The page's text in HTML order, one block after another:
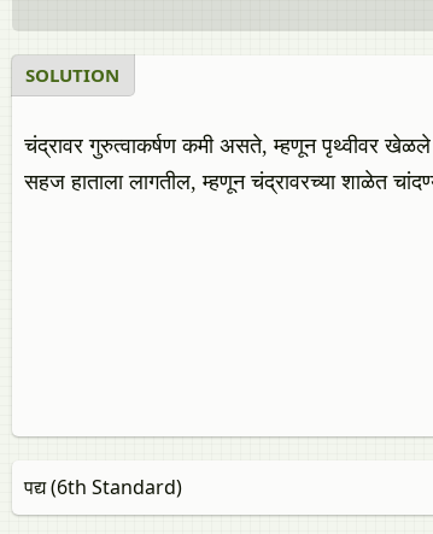
SOLUTION
चंद्रावर गुरुत्वाकर्षण कमी असते, म्हणून पृथ्वीवर
सहज हाताला लागतील, म्हणून चंद्रावरच्या शाळेत
पद्य (6th Standard)